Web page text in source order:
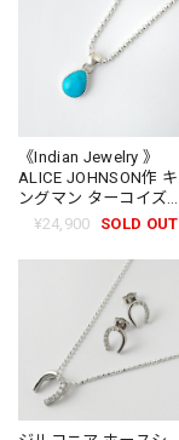
《Indian Jewelry 》
ALICE JOHNSON作 キ
ングマン ターコイズ
ドロップ型2.2×1.1cm
ス (チェーン オプショ
¥24,900 SOLD OUT